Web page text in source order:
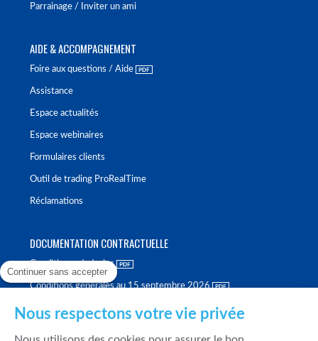
Parrainage / Inviter un ami
AIDE & ACCOMPAGNEMENT
Foire aux questions / Aide
Assistance
Espace actualités
Espace webinaires
Formulaires clients
Outil de trading ProRealTime
Réclamations
DOCUMENTATION CONTRACTUELLE
Conditions générales
Conditions générales au 15 septembre 2026
Continuer sans accepter
Nous respectons votre vie privée